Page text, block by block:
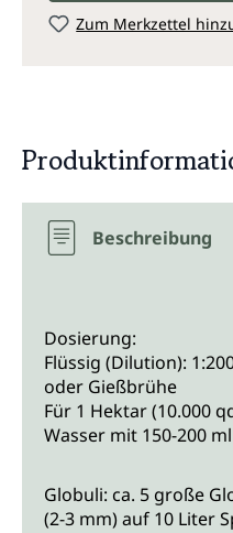
Zum Merkzettel
Beschreibung
Dosierung:
Flüssig (Dilution):
oder Gießbrühe
Für 1 Hektar (10.000
Wasser mit 150-200
Globuli: ca. 5 große
(2-3 mm) auf 10 Liter